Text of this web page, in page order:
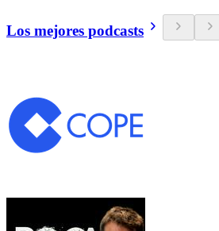
Los mejores podcasts